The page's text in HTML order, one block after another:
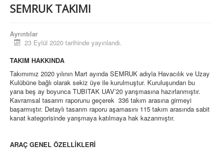
SEMRUK TAKIMI
Ayrıntılar
23 Eylül 2020 tarihinde yayınlandı.
TAKIM HAKKINDA
Takımımız 2020 yılının Mart ayında SEMRUK adıyla Havacılık ve Uzay
Kulübüne bağlı olarak sekiz üye ile kurulmuştur. Kuruluşundan bu
yana beş ay boyunca TUBITAK UAV’20 yarışmasına hazırlanmıştır.
Kavramsal tasarım raporunu geçerek 336 takım arasına girmeyi
başarmıştır. Detaylı tasarım raporu aşamasını 115 takım arasında sabit
kanat kategorisinde yarışmaya katılmaya hak kazanmıştır.
ARAÇ GENEL ÖZELLİKLERİ